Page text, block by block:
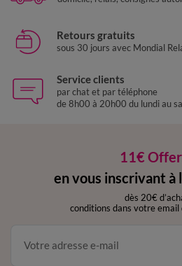
Retours gratuits
sous 30 jours avec Mondial
Service clients
par chat et par téléphone
de 8h00 à 20h00 du lundi au
11€
en vous inscrivant
dès 20€
conditions dans votre